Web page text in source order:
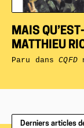
MAIS
MATTHIEU
Paru dansCQFD
Derniers articles